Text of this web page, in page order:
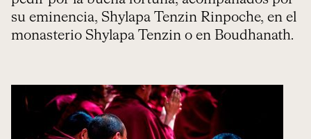
su eminencia, Shylapa Tenzin Rinpoche, en el
monasterio Shylapa Tenzin o en Boudhanath.